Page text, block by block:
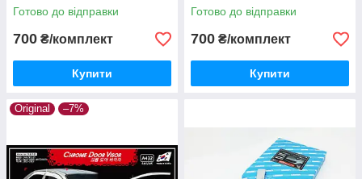
Готово до відправки
700 ₴/комплект
Купити
Готово до відправки
700 ₴/комплект
Купити
Original –7%